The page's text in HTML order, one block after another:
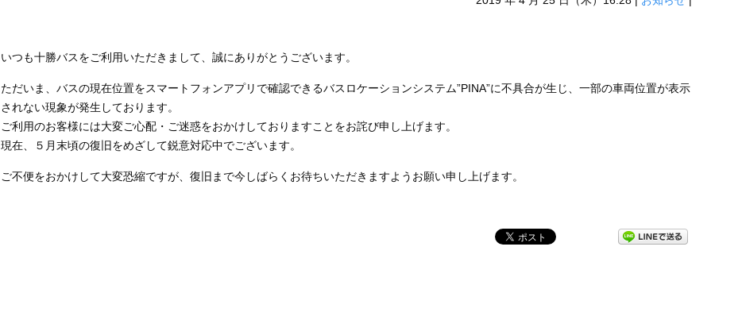
いつも十勝バスをご利用いただきまして、誠にありがとうございます。
ただいま、バスの現在位置をスマートフォンアプリで確認できるバスロケーションシステム”PINA”に不具合が生じ、一部の車両位置が表示
されない現象が発生しております。
ご利用のお客様には大変ご心配・ご迷惑をおかけしておりますことをお詫び申し上げます。
現在、５月末頃の復旧をめざして鋭意対応中でございます。
ご不便をおかけして大変恐縮ですが、復旧まで今しばらくお待ちいただきますようお願い申し上げます。